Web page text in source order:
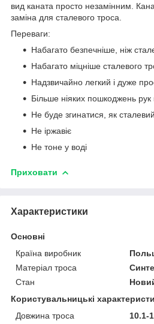
вид каната просто незамінним.
заміна для сталевого троса.
Переваги:
Набагато безпечніше, ніж
Набагато міцніше сталевого
Надзвичайно легкий і дуже
Більше ніяких пошкоджень рук
Не буде згинатися, як
Не іржавіє
Не тоне у воді
Приховати
Характеристики
Основні
Країна виробник
Матеріал троса
Стан
Користувальницькі
Довжина троса
10.1-